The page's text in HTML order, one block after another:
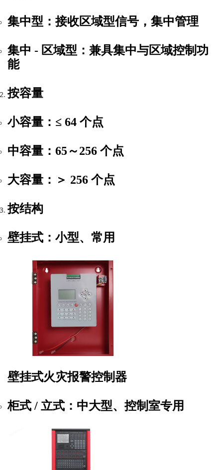
集中型 ：接收区域型信号，集中管理
集中 - 区域型 ：兼具集中与区域控制功
能
按容量
小容量 ：≤ 64 个点
中容量 ： 65～256 个点
大容量 ：＞ 256 个点
按结构
壁挂式 ：小型、常用
壁挂式火灾报警控制器
柜式 / 立式 ：中大型、控制室专用